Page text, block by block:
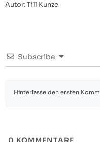
Autor: Till Kunze
Subscribe